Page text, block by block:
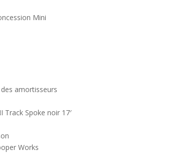
Mini
amortisseurs
Track Spoke noir 17′
Works